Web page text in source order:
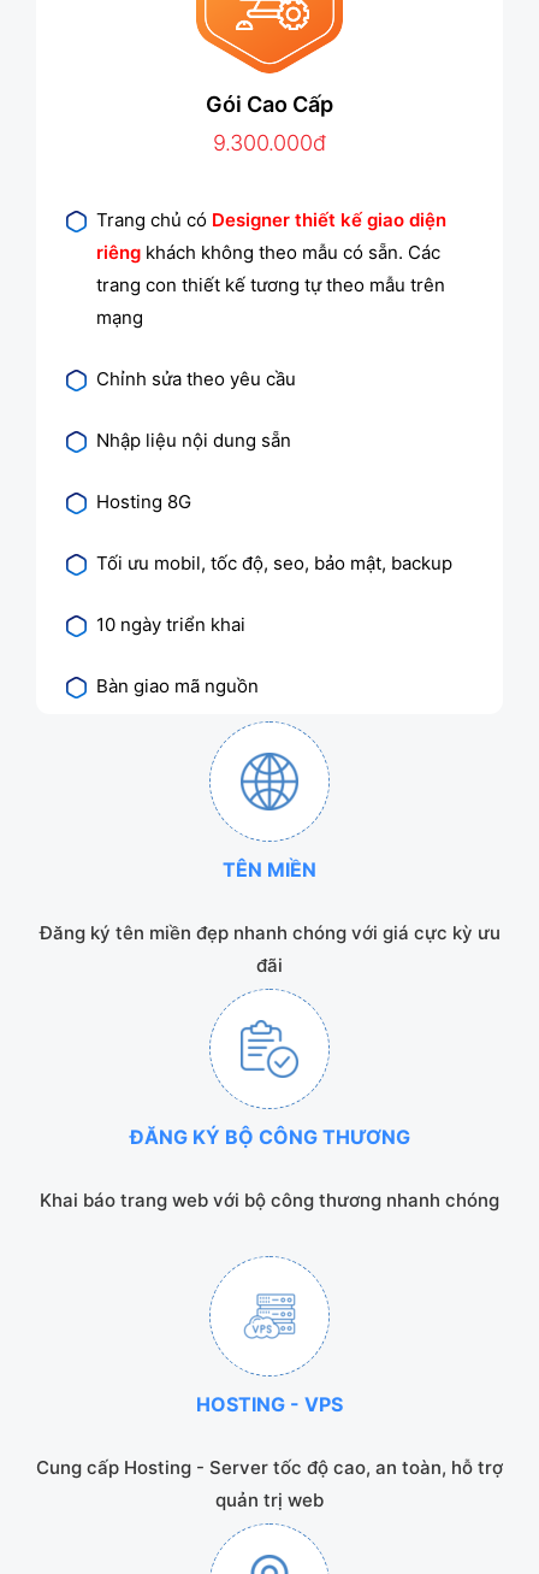
Gói Cao Cấp
9.300.000đ
Trang chủ có Designer thiết kế giao diện
riêng khách không theo mẫu có sẵn. Các
trang con thiết kế tương tự theo mẫu trên
mạng
Chỉnh sửa theo yêu cầu
Nhập liệu nội dung sẵn
Hosting 8G
Tối ưu mobil, tốc độ, seo, bảo mật, backup
10 ngày triển khai
Bàn giao mã nguồn
TÊN MIỀN
Đăng ký tên miền đẹp nhanh chóng với giá cực kỳ ưu
đãi
ĐĂNG KÝ BỘ CÔNG THƯƠNG
Khai báo trang web với bộ công thương nhanh chóng
HOSTING - VPS
Cung cấp Hosting - Server tốc độ cao, an toàn, hỗ trợ
quản trị web